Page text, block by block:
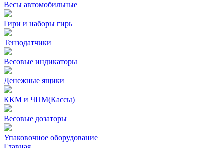
Весы автомобильные
Гири и наборы гирь
Тензодатчики
Весовые индикаторы
Денежные ящики
ККМ и ЧПМ(Кассы)
Весовые дозаторы
Упаковочное оборудование